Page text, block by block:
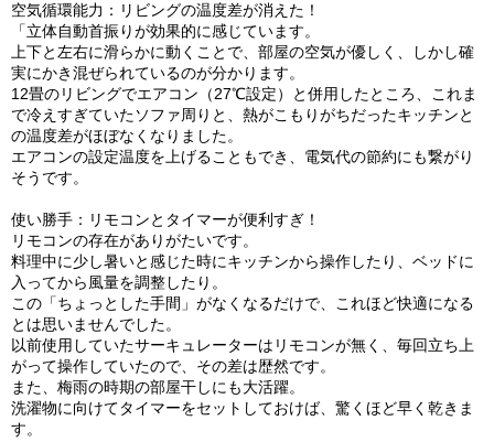
空気循環能力：リビングの温度差が消えた！
「立体自動首振りが効果的に感じています。
上下と左右に滑らかに動くことで、部屋の空気が優しく、しかし確
実にかき混ぜられているのが分かります。
12畳のリビングでエアコン（27℃設定）と併用したところ、これま
で冷えすぎていたソファ周りと、熱がこもりがちだったキッチンと
の温度差がほぼなくなりました。
エアコンの設定温度を上げることもでき、電気代の節約にも繋がり
そうです。
使い勝手：リモコンとタイマーが便利すぎ！
リモコンの存在がありがたいです。
料理中に少し暑いと感じた時にキッチンから操作したり、ベッドに
入ってから風量を調整したり。
この「ちょっとした手間」がなくなるだけで、これほど快適になる
とは思いませんでした。
以前使用していたサーキュレーターはリモコンが無く、毎回立ち上
がって操作していたので、その差は歴然です。
また、梅雨の時期の部屋干しにも大活躍。
洗濯物に向けてタイマーをセットしておけば、驚くほど早く乾きま
す。